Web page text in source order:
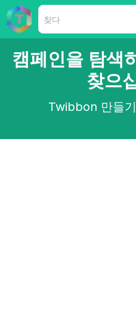
캠페인을 탐색
찾으
Twibbon 만들